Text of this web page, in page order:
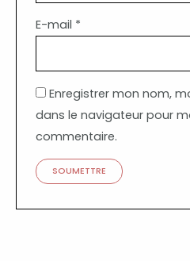
E-mail *
Enregistrer mon nom,
dans le navigateur pour
commentaire.